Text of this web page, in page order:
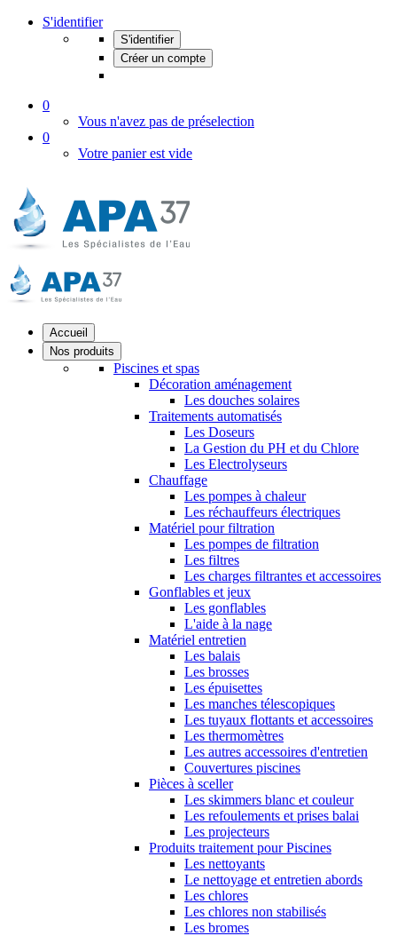
S'identifier
S'identifier
Créer un compte
0
Vous n'avez pas de préselection
0
Votre panier est vide
Accueil
Nos produits
Piscines et spas
Décoration aménagement
Les douches solaires
Traitements automatisés
Les Doseurs
La Gestion du PH et du Chlore
Les Electrolyseurs
Chauffage
Les pompes à chaleur
Les réchauffeurs électriques
Matériel pour filtration
Les pompes de filtration
Les filtres
Les charges filtrantes et accessoires
Gonflables et jeux
Les gonflables
L'aide à la nage
Matériel entretien
Les balais
Les brosses
Les épuisettes
Les manches télescopiques
Les tuyaux flottants et accessoires
Les thermomètres
Les autres accessoires d'entretien
Couvertures piscines
Pièces à sceller
Les skimmers blanc et couleur
Les refoulements et prises balai
Les projecteurs
Produits traitement pour Piscines
Les nettoyants
Le nettoyage et entretien abords
Les chlores
Les chlores non stabilisés
Les bromes